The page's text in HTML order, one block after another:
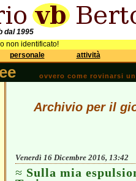
dal 1995
non identificato!
personale attività
ovvero come rovinarsi
Archivio per il
Venerdì 16 Dicembre 2016, 13:42
Sulla mia